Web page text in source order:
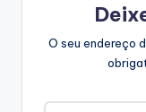
O seu endereço